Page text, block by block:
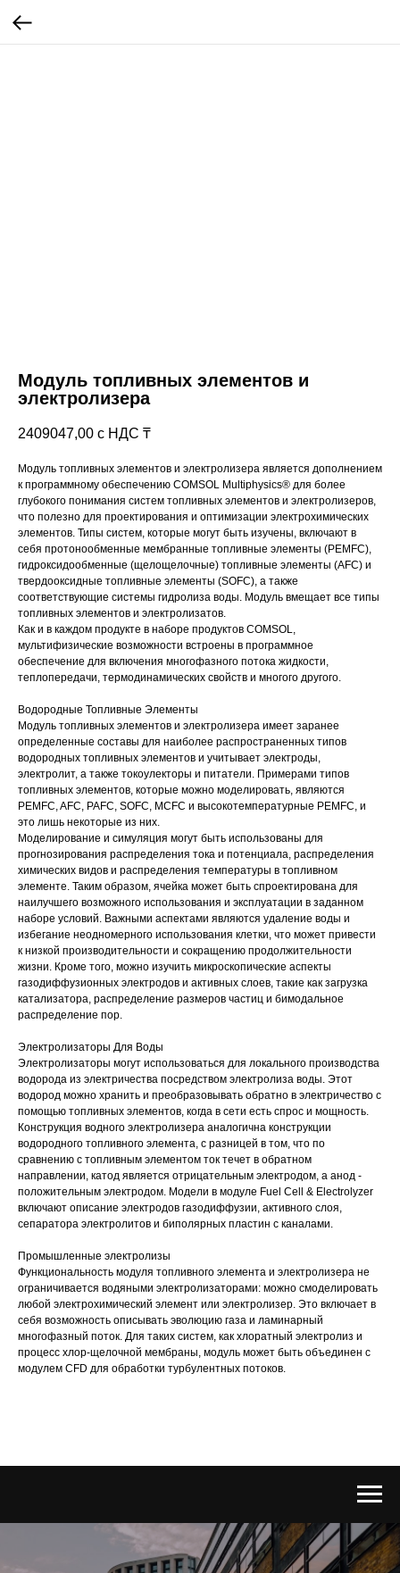
Модуль топливных элементов и
электролизера
2409047,00 с НДС ₸
Модуль топливных элементов и электролизера является дополнением
к программному обеспечению COMSOL Multiphysics® для более
глубокого понимания систем топливных элементов и электролизеров,
что полезно для проектирования и оптимизации электрохимических
элементов. Типы систем, которые могут быть изучены, включают в
себя протонообменные мембранные топливные элементы (PEMFC),
гидроксидообменные (щелощелочные) топливные элементы (AFC) и
твердооксидные топливные элементы (SOFC), а также
соответствующие системы гидролиза воды. Модуль вмещает все типы
топливных элементов и электролизатов.
Как и в каждом продукте в наборе продуктов COMSOL,
мультифизические возможности встроены в программное
обеспечение для включения многофазного потока жидкости,
теплопередачи, термодинамических свойств и многого другого.
Водородные Топливные Элементы
Модуль топливных элементов и электролизера имеет заранее
определенные составы для наиболее распространенных типов
водородных топливных элементов и учитывает электроды,
электролит, а также токоулекторы и питатели. Примерами типов
топливных элементов, которые можно моделировать, являются
PEMFC, AFC, PAFC, SOFC, MCFC и высокотемпературные PEMFC, и
это лишь некоторые из них.
Моделирование и симуляция могут быть использованы для
прогнозирования распределения тока и потенциала, распределения
химических видов и распределения температуры в топливном
элементе. Таким образом, ячейка может быть спроектирована для
наилучшего возможного использования и эксплуатации в заданном
наборе условий. Важными аспектами являются удаление воды и
избегание неодномерного использования клетки, что может привести
к низкой производительности и сокращению продолжительности
жизни. Кроме того, можно изучить микроскопические аспекты
газодиффузионных электродов и активных слоев, такие как загрузка
катализатора, распределение размеров частиц и бимодальное
распределение пор.
Электролизаторы Для Воды
Электролизаторы могут использоваться для локального производства
водорода из электричества посредством электролиза воды. Этот
водород можно хранить и преобразовывать обратно в электричество с
помощью топливных элементов, когда в сети есть спрос и мощность.
Конструкция водного электролизера аналогична конструкции
водородного топливного элемента, с разницей в том, что по
сравнению с топливным элементом ток течет в обратном
направлении, катод является отрицательным электродом, а анод -
положительным электродом. Модели в модуле Fuel Cell & Electrolyzer
включают описание электродов газодиффузии, активного слоя,
сепаратора электролитов и биполярных пластин с каналами.
Промышленные электролизы
Функциональность модуля топливного элемента и электролизера не
ограничивается водяными электролизаторами: можно смоделировать
любой электрохимический элемент или электролизер. Это включает в
себя возможность описывать эволюцию газа и ламинарный
многофазный поток. Для таких систем, как хлоратный электролиз и
процесс хлор-щелочной мембраны, модуль может быть объединен с
модулем CFD для обработки турбулентных потоков.